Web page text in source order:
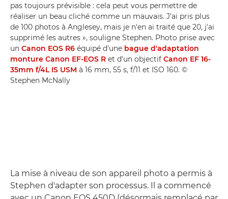
pas toujours prévisible : cela peut vous permettre de
réaliser un beau cliché comme un mauvais. J'ai pris plus
de 100 photos à Anglesey, mais je n'en ai traité que 20, j'ai
supprimé les autres », souligne Stephen. Photo prise avec
un Canon EOS R6 équipé d'une bague d'adaptation
monture Canon EF-EOS R et d'un objectif Canon EF 16-
35mm f/4L IS USM à 16 mm, 55 s, f/11 et ISO 160. ©
Stephen McNally
La mise à niveau de son appareil photo a permis à
Stephen d'adapter son processus. Il a commencé